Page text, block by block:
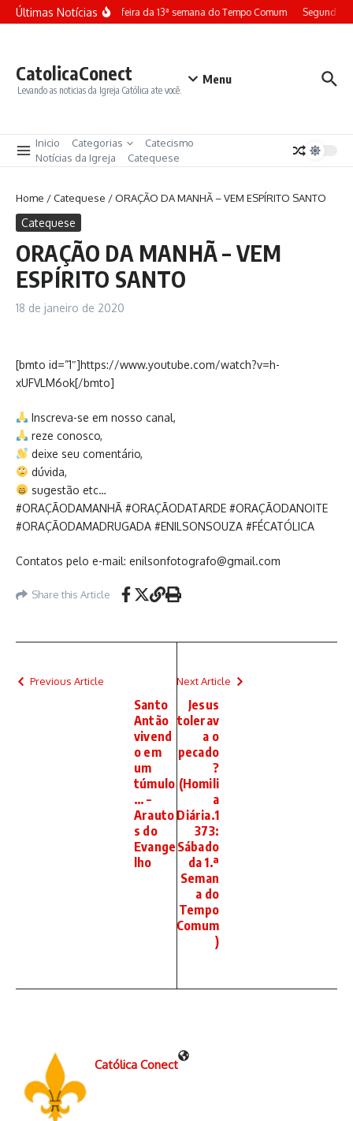
Ir para o conteúdo
Últimas NotíciasTerça-feira da 13ª semana do Tempo Comum Segunda-
CatolicaConect
Levando as noticias da Igreja Católica ate você.
Menu
Inicio Categorias
Catecismo
Notícias da Igreja
Catequese
Home /Catequese /ORAÇÃO DA MANHÃ – VEM ESPÍRITO SANTO
Catequese
ORAÇÃO DA MANHÃ – VEM
ESPÍRITO SANTO
18 de janeiro de 2020
[bmto id=”1″]https://www.youtube.com/watch?v=h-
xUFVLM6ok[/bmto]
Inscreva-se em nosso canal,
reze conosco,
deixe seu comentário,
dúvida,
sugestão etc…
#ORAÇÃODAMANHÃ #ORAÇÃODATARDE #ORAÇÃODANOITE
#ORAÇÃODAMADRUGADA #ENILSONSOUZA #FÉCATÓLICA
Contatos pelo e-mail: enilsonfotografo@gmail.com
Share this Article
Previous Article
Santo
Antão
vivend
o em
um
túmulo
… –
Arauto
s do
Evange
lho
Next Article
Jesus
tolerav
a o
pecado
?
(Homili
a
Diária.1
373:
Sábado
da 1.ª
Seman
a do
Tempo
Comum
)
Católica Conect